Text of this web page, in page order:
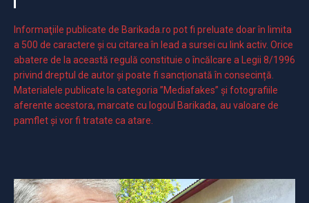
Informaţiile publicate de Barikada.ro pot fi preluate doar în limita
a 500 de caractere şi cu citarea în lead a sursei cu link activ. Orice
abatere de la această regulă constituie o încălcare a Legii 8/1996
privind dreptul de autor și poate fi sancționată în consecință.
Materialele publicate la categoria ”Mediafakes” și fotografiile
aferente acestora, marcate cu logoul Barikada, au valoare de
pamflet și vor fi tratate ca atare.